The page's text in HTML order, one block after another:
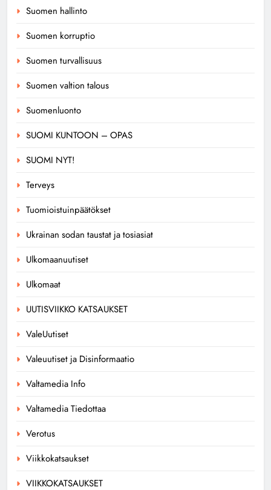
Suomen hallinto
Suomen korruptio
Suomen turvallisuus
Suomen valtion talous
Suomenluonto
SUOMI KUNTOON – OPAS
SUOMI NYT!
Terveys
Tuomioistuinpäätökset
Ukrainan sodan taustat ja tosiasiat
Ulkomaanuutiset
Ulkomaat
UUTISVIIKKO KATSAUKSET
ValeUutiset
Valeuutiset ja Disinformaatio
Valtamedia Info
Valtamedia Tiedottaa
Verotus
Viikkokatsaukset
VIIKKOKATSAUKSET